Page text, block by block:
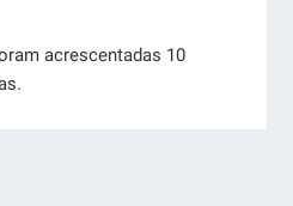
acrescentadas 10